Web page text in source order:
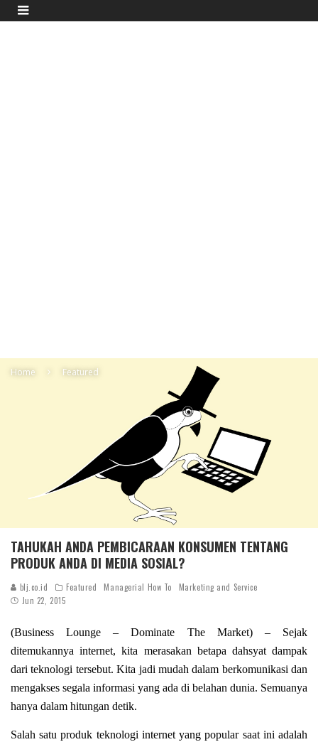
Home Featured
TAHUKAH ANDA PEMBICARAAN KONSUMEN TENTANG
PRODUK ANDA DI MEDIA SOSIAL?
blj.co.id Featured Managerial How To
Marketing and Service
Jun 22, 2015
(Business Lounge – Dominate The Market) – Sejak
ditemukannya internet, kita merasakan betapa dahsyat dampak
dari teknologi tersebut. Kita jadi mudah dalam berkomunikasi dan
mengakses segala informasi yang ada di belahan dunia. Semuanya
hanya dalam hitungan detik.
Salah satu produk teknologi internet yang popular saat ini adalah